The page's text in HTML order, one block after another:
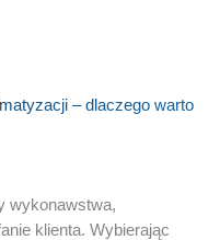
– dlaczego warto
wykonawstwa,
klienta. Wybierając